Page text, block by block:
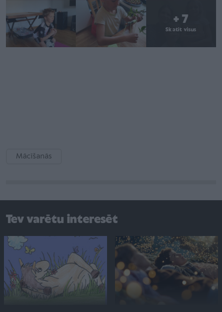
+ 7
Skatīt visus
Mācīšanās
Tev varētu interesēt